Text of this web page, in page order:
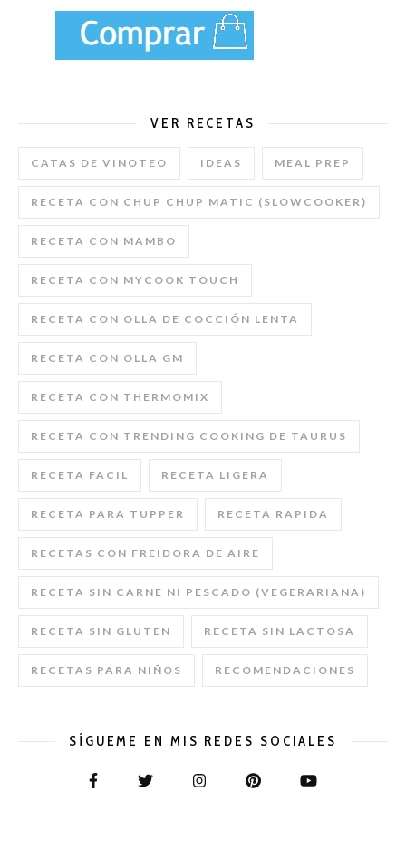
VER RECETAS
CATAS DE VINOTEO IDEAS MEAL PREP
RECETA CON CHUP CHUP MATIC (SLOWCOOKER)
RECETA CON MAMBO
RECETA CON MYCOOK TOUCH
RECETA CON OLLA DE COCCIÓN LENTA
RECETA CON OLLA GM
RECETA CON THERMOMIX
RECETA CON TRENDING COOKING DE TAURUS
RECETA FACIL RECETA LIGERA
RECETA PARA TUPPER RECETA RAPIDA
RECETAS CON FREIDORA DE AIRE
RECETA SIN CARNE NI PESCADO (VEGERARIANA)
RECETA SIN GLUTEN RECETA SIN LACTOSA
RECETAS PARA NIÑOS RECOMENDACIONES
SÍGUEME EN MIS REDES SOCIALES